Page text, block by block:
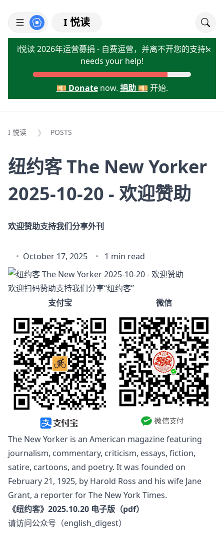
I 悦读
i悦读 2026年运营募捐 - 自费运营，并离不开您的支持!
needs your help!
💴 Donatenow. 捐助 💴 开始.
×
I 悦读 POSTS
纽约客 The New Yorker
2025-10-20 - 欢迎赞助
欢迎赞助支持我们分享外刊
October 17, 2025 1 min read
欢迎扫码赞助支持我们分享“纽约客”
支付宝
微信
The New Yorker is an American magazine featuring
journalism, commentary, criticism, essays, fiction,
satire, cartoons, and poetry. It was founded on
February 21, 1925, by Harold Ross and his wife Jane
Grant, a reporter for The New York Times.
《纽约客》2025.10.20 电子版（pdf）
请访问公众号（english_digest）